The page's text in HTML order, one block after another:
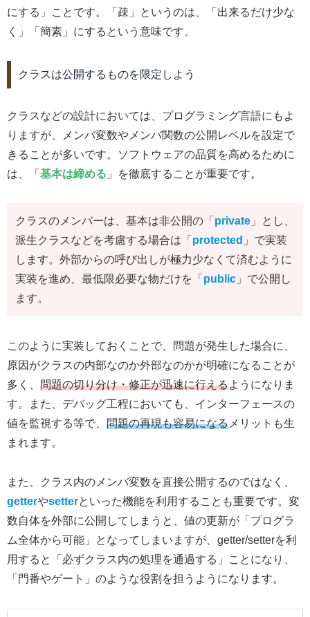
にする」ことです。「疎」というのは、「出来るだけ少な
く」「簡素」にするという意味です。
クラスは公開するものを限定しよう
クラスなどの設計においては、プログラミング言語にもよ
りますが、メンバ変数やメンバ関数の公開レベルを設定で
きることが多いです。ソフトウェアの品質を高めるために
は、「 基本は締める 」を徹底することが重要です。
クラスのメンバーは、基本は非公開の「 private 」とし、
派生クラスなどを考慮する場合は「 protected 」で実装
します。外部からの呼び出しが極力少なくて済むように
実装を進め、最低限必要な物だけを「 public 」で公開し
ます。
このように実装しておくことで、問題が発生した場合に、
原因がクラスの内部なのか外部なのかが明確になることが
多く、 問題の切り分け・修正が迅速に行えるようになりま
す。また、デバッグ工程においても、インターフェースの
値を監視する等で、 問題の再現も容易になる メリットも生
まれます。
また、クラス内のメンバ変数を直接公開するのではなく、
getterやsetterといった機能を利用することも重要です。変
数自体を外部に公開してしまうと、値の更新が「プログラ
ム全体から可能」となってしまいますが、getter/setterを利
用すると「必ずクラス内の処理を通過する」ことになり、
「門番やゲート」のような役割を担うようになります。